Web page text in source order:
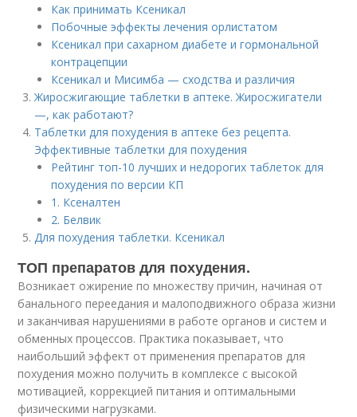
Как принимать Ксеникал
Побочные эффекты лечения орлистатом
Ксеникал при сахарном диабете и гормональной
контрацепции
Ксеникал и Мисимба — сходства и различия
Жиросжигающие таблетки в аптеке. Жиросжигатели
—, как работают?
Таблетки для похудения в аптеке без рецепта.
Эффективные таблетки для похудения
Рейтинг топ-10 лучших и недорогих таблеток для
похудения по версии КП
1. Ксеналтен
2. Белвик
Для похудения таблетки. Ксеникал
ТОП препаратов для похудения.
Возникает ожирение по множеству причин, начиная от
банального переедания и малоподвижного образа жизни
и заканчивая нарушениями в работе органов и систем и
обменных процессов. Практика показывает, что
наибольший эффект от применения препаратов для
похудения можно получить в комплексе с высокой
мотивацией, коррекцией питания и оптимальными
физическими нагрузками.